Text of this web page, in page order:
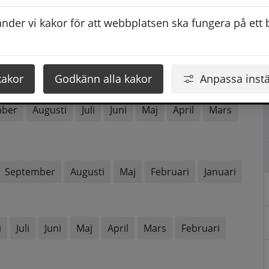
vi kakor för att webbplatsen ska fungera på ett
Godkänn alla kakor Anpassa
Augusti Juni Maj April
Mars
Augusti Juli Juni Maj April
Mars
September Augusti Maj Februari Januari
Juli Juni Maj April Mars
Februari